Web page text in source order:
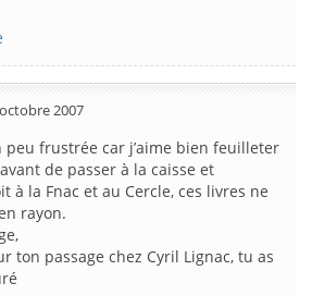
2007
peu frustrée car j’aime bien feuilleter
de passer à la caisse et
à la Fnac et au Cercle, ces livres ne
rayon.
ton passage chez Cyril Lignac, tu as